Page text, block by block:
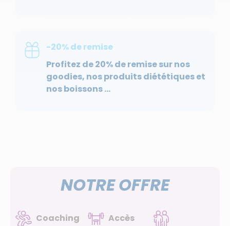
-20% de remise
Profitez de 20% de remise sur nos
goodies, nos produits diététiques et
nos boissons …
NOTRE OFFRE
Coaching
Accès